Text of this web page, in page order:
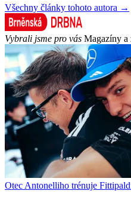
Všechny články tohoto autora →
Vybrali jsme pro vás Magazíny a
Otec Antonelliho trénuje